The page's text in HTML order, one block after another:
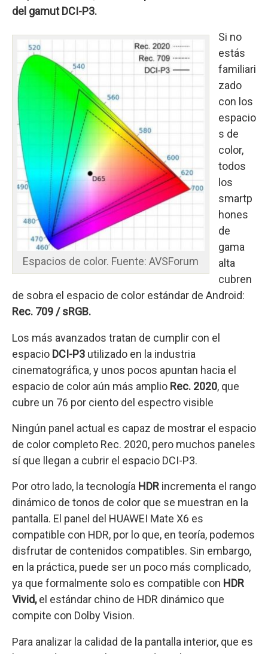
del gamut DCI-P3.
Espacios de color. Fuente: AVSForum
Si no
estás
familiari
zado
con los
espacio
s de
color,
todos
los
smartp
hones
de
gama
alta
cubren
de sobra el espacio de color estándar de Android:
Rec. 709/ sRGB.
Los más avanzados tratan de cumplir con el
espacio DCI-P3 utilizado en la industria
cinematográfica, y unos pocos apuntan hacia el
espacio de color aún más amplio Rec. 2020, que
cubre un 76 por ciento del espectro visible
Ningún panel actual es capaz de mostrar el espacio
de color completo Rec. 2020, pero muchos paneles
sí que llegan a cubrir el espacio DCI-P3.
Por otro lado, la tecnología HDR incrementa el rango
dinámico de tonos de color que se muestran en la
pantalla. El panel del HUAWEI Mate X6 es
compatible con HDR, por lo que, en teoría, podemos
disfrutar de contenidos compatibles. Sin embargo,
en la práctica, puede ser un poco más complicado,
ya que formalmente solo es compatible con HDR
Vivid,el estándar chino de HDR dinámico que
compite con Dolby Vision.
Para analizar la calidad de la pantalla interior, que es